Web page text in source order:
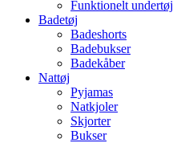
Funktionelt undertøj
Badetøj
Badeshorts
Badebukser
Badekåber
Nattøj
Pyjamas
Natkjoler
Skjorter
Bukser